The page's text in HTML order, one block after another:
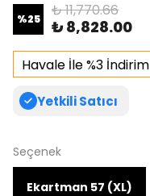
%25 ₺ 11,770.66
₺ 8,828.00
Havale İle %3 İndirim
Yetkili Satıcı
Seçenek
Ekartman 57 (XL)